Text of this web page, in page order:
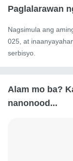
Paglalarawan
Nagsimula ang
025, at
serbisyo.
Alam mo ba?
nanonood...